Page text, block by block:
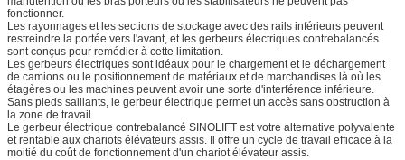
fonctionner.
Les rayonnages et les sections de stockage avec des rails inférieurs peuvent
restreindre la portée vers l'avant, et les gerbeurs électriques contrebalancés
sont conçus pour remédier à cette limitation.
Les gerbeurs électriques sont idéaux pour le chargement et le déchargement
de camions ou le positionnement de matériaux et de marchandises là où les
étagères ou les machines peuvent avoir une sorte d'interférence inférieure.
Sans pieds saillants, le gerbeur électrique permet un accès sans obstruction à
la zone de travail.
Le gerbeur électrique contrebalancé SINOLIFT est votre alternative polyvalente
et rentable aux chariots élévateurs assis. Il offre un cycle de travail efficace à la
moitié du coût de fonctionnement d'un chariot élévateur assis.